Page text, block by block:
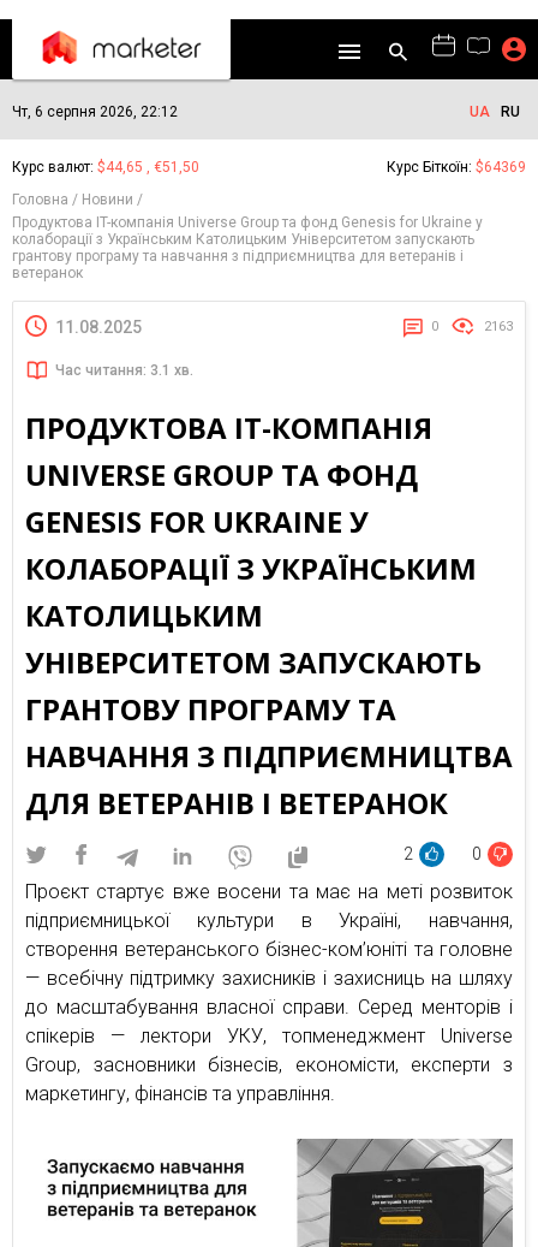
Чт, 6 серпня 2026, 22:12 UA RU
Курс валют: $44,65 , €51,50 Курс Біткоїн: $64369
Головна
Новини
Продуктова IT-компанія Universe Group та фонд Genesis for Ukraine у
колаборації з Українським Католицьким Університетом запускають
грантову програму та навчання з підприємництва для ветеранів і
ветеранок
11.08.2025 0 2163
Час читання: 3.1 хв.
ПРОДУКТОВА IT-КОМПАНІЯ
UNIVERSE GROUP ТА ФОНД
GENESIS FOR UKRAINE У
КОЛАБОРАЦІЇ З УКРАЇНСЬКИМ
КАТОЛИЦЬКИМ
УНІВЕРСИТЕТОМ ЗАПУСКАЮТЬ
ГРАНТОВУ ПРОГРАМУ ТА
НАВЧАННЯ З ПІДПРИЄМНИЦТВА
ДЛЯ ВЕТЕРАНІВ І ВЕТЕРАНОК
2 0
Проєкт стартує вже восени та має на меті розвиток
підприємницької культури в Україні, навчання,
створення ветеранського бізнес-ком’юніті та головне
— всебічну підтримку захисників і захисниць на шляху
до масштабування власної справи. Серед менторів і
спікерів — лектори УКУ, топменеджмент Universe
Group, засновники бізнесів, економісти, експерти з
маркетингу, фінансів та управління.